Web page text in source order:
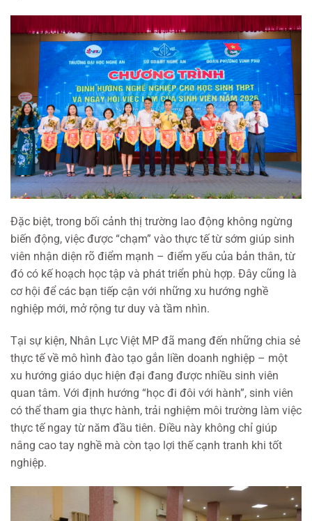
Đặc biệt, trong bối cảnh thị trường lao động không ngừng
biến động, việc được “chạm” vào thực tế từ sớm giúp sinh
viên nhận diện rõ điểm mạnh – điểm yếu của bản thân, từ
đó có kế hoạch học tập và phát triển phù hợp. Đây cũng là
cơ hội để các bạn tiếp cận với những xu hướng nghề
nghiệp mới, mở rộng tư duy và tầm nhìn.
Tại sự kiện, Nhân Lực Việt MP đã mang đến những chia sẻ
thực tế về mô hình đào tạo gắn liền doanh nghiệp – một
xu hướng giáo dục hiện đại đang được nhiều sinh viên
quan tâm. Với định hướng “học đi đôi với hành”, sinh viên
có thể tham gia thực hành, trải nghiệm môi trường làm việc
thực tế ngay từ năm đầu tiên. Điều này không chỉ giúp
nâng cao tay nghề mà còn tạo lợi thế cạnh tranh khi tốt
nghiệp.